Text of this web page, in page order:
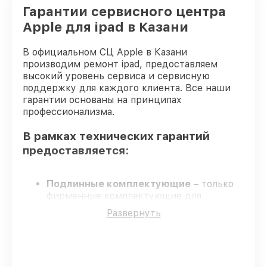
Гарантии сервисного центра
Apple для ipad в Казани
В официальном СЦ Apple в Казани
производим ремонт ipad, предоставляем
высокий уровень сервиса и сервисную
поддержку для каждого клиента. Все наши
гарантии основаны на принципах
профессионализма.
В рамках технических гарантий
предоставляется:
Подлинные комплектующие – только
фирменные комплектующие для
восстановления ipad.
Опытные мастера– проверенные
Развернуть